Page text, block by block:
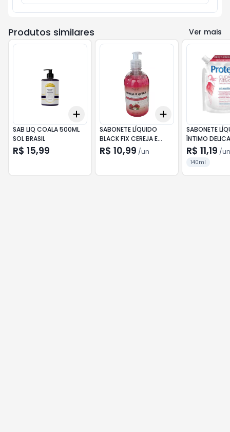
Produtos similares Ver mais
10
Add
SAB LIQ COALA 500ML
SOL BRASIL
R$ 15,99
+10
Add
SABONETE LÍQUIDO
BLACK FIX CEREJA E
AVELÃ 500ML
R$ 10,99 /un
SABONETE
ÍNTIMO
PROTEX
ÍNTIMO
R$ 11,19 /un
140ml